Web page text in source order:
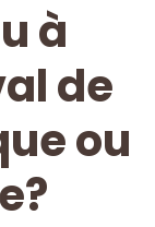
à
de
ou